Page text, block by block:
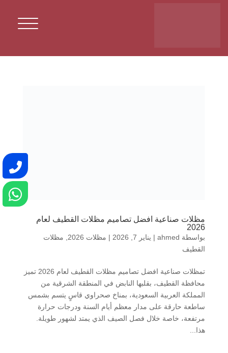
مظلات صناعية افضل تصاميم مظلات القطيف لعام
2026
بواسطة ahmed
| يناير 7, 2026 | مظلات 2026
مظلات
القطيف
تمظلات صناعية افضل تصاميم مظلات القطيف لعام 2026 تميز
محافظة القطيف، بقلبها النابض في المنطقة الشرقية من
المملكة العربية السعودية، بمناخ صحراوي قاسٍ يتسم بشمس
ساطعة حارقة على مدار معظم أيام السنة ودرجات حرارة
مرتفعة، خاصة خلال فصل الصيف الذي يمتد لشهور طويلة.
هذا...